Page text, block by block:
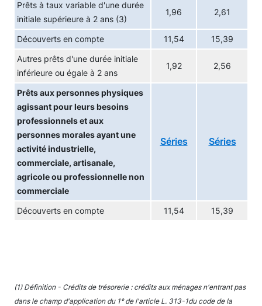
Prêts à taux variable d'une durée
initiale supérieure à 2 ans (3)
1,96 2,61
Découverts en compte 11,54 15,39
Autres prêts d'une durée initiale
inférieure ou égale à 2 ans
1,92 2,56
Prêts aux personnes physiques
agissant pour leurs besoins
professionnels et aux
personnes morales ayant une
activité industrielle,
commerciale, artisanale,
agricole ou professionnelle non
commerciale
Séries Séries
Découverts en compte 11,54 15,39
(1) Définition - Crédits de trésorerie : crédits aux ménages n'entrant pas
dans le champ d'application du 1° de l'article L. 313-1du code de la